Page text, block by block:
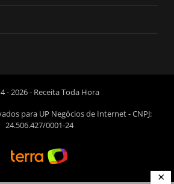
- 2026 - Receita Toda Hora
para UP Negócios de Internet - CNPJ:
24.506.427/0001-24
×